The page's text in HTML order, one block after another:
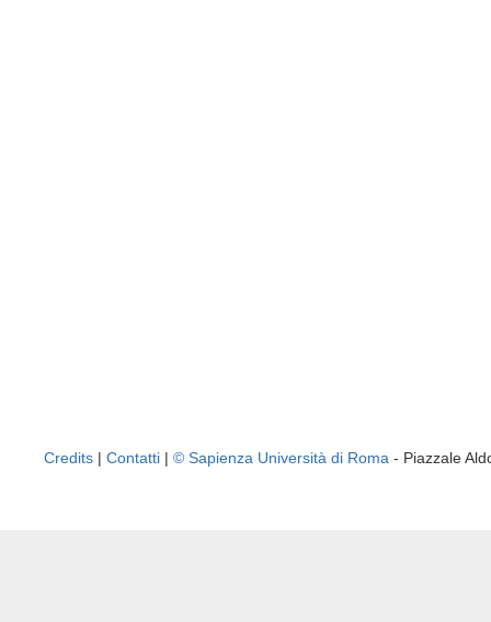
Credits | Contatti | © Sapienza Università di Roma - Piazzale